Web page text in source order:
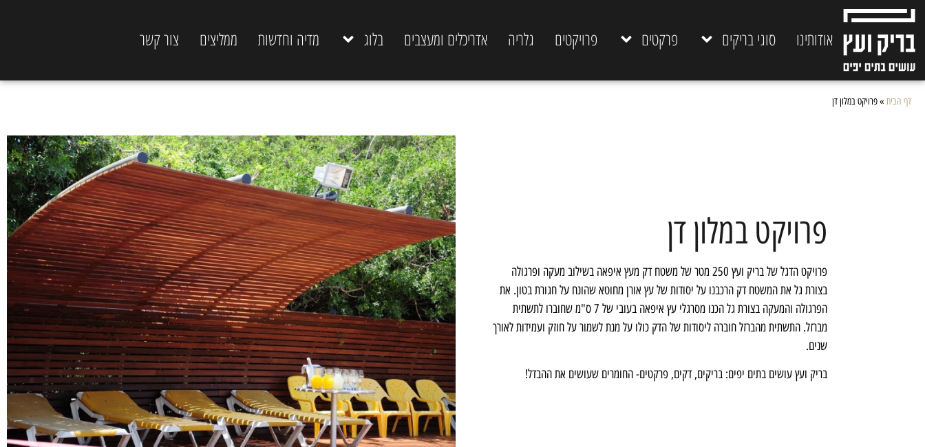
אודותינו סוגי בריקים פרקטים פרויקטים גלריה אדריכלים ומעצבים בלוג מדיה וחדשות ממליצים צור קשר
דף הבית »פרויקט במלון דן
פרויקט במלון דן
פרויקט הדגל של בריק ועץ 250 מטר של משטח דק מעץ איפאה בשילוב מעקה ופרגולה
בצורת גל את המשטח דק הרכבנו על יסודות של עץ אורן מחוטא שהונח על חגורת בטון. את
הפרגולה והמעקה בצורת גל הכנו מסרגלי עץ איפאה בעובי של 7 ס"מ שחוברו לתשתית
מברזל. התשתית מהברזל חוברה ליסודות של הדק כולו על מנת לשמור על חוזק ועמידות לאורך
שנים.
בריק ועץ עושים בתים יפים: בריקים, דקים, פרקטים- החומרים שעושים את ההבדל!